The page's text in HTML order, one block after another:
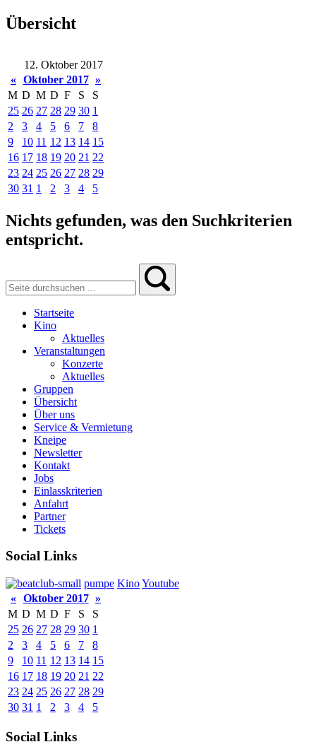
Übersicht
12. Oktober 2017
« Oktober 2017 »
M D M D F S
S
25 26 27 28 29 30 1
2
3 4 5 6 7
8
9
10 11 12 13 14 15
16 17 18 19 20 21 22
23 24 25 26 27 28 29
30 31 1 2 3 4 5
Nichts gefunden, was den Suchkriterien
entspricht.
Startseite
Kino
Aktuelles
Veranstaltungen
Konzerte
Aktuelles
Gruppen
Übersicht
Über uns
Service & Vermietung
Kneipe
Newsletter
Kontakt
Jobs
Einlasskriterien
Anfahrt
Partner
Tickets
Social Links
pumpe KinoYoutube
« Oktober 2017 »
M D M D F S
S
25 26 27 28 29 30 1
2
3 4 5 6 7
8
9
10 11 12 13 14 15
16 17 18 19 20 21 22
23 24 25 26 27 28 29
30 31 1 2 3 4 5
Social Links